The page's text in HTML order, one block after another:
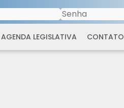
AGENDA LEGISLATIVA CONTATO